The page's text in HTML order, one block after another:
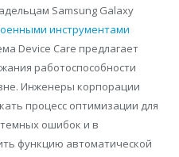
Samsung Galaxy
инструментами
Device Care предлагает
работоспособности
Инженеры корпорации
процесс оптимизации для
ошибок и в
функцию автоматической